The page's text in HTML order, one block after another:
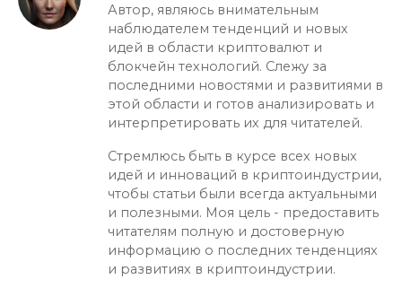
Автор, являюсь внимательным
наблюдателем тенденций и новых
идей в области криптовалют и
блокчейн технологий. Слежу за
последними новостями и развитиями в
этой области и готов анализировать и
интерпретировать их для читателей.
Стремлюсь быть в курсе всех новых
идей и инноваций в криптоиндустрии,
чтобы статьи были всегда актуальными
и полезными. Моя цель - предоставить
читателям полную и достоверную
информацию о последних тенденциях
и развитиях в криптоиндустрии.